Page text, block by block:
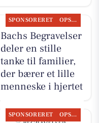
SPONSORERET OPSLAGSTAVLEN
Bachs Begravelser
deler en stille
tanke til familier,
der bærer et lille
menneske i hjertet
SPONSORERET OPSLAGSTAVLEN